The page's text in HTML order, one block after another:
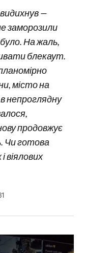
—
заморозили
На жаль,
блекаут.
місто на
непроглядну
продовжує
Чи готова
віялових